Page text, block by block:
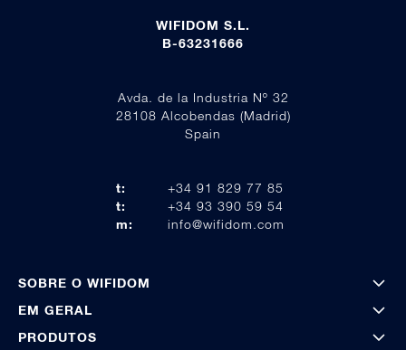
WIFIDOM S.L.
B-63231666
Avda. de la Industria Nº 32
28108 Alcobendas (Madrid)
Spain
t:
+34 91 829 77 85
t:
+34 93 390 59 54
m:
info@wifidom.com
SOBRE O WIFIDOM
EM GERAL
PRODUTOS